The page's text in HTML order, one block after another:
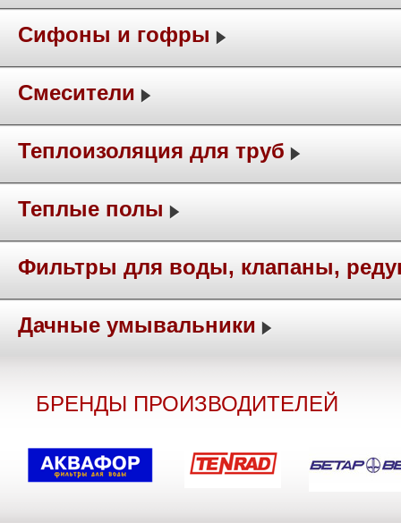
Сифоны и гофры
Смесители
Теплоизоляция для труб
Теплые полы
Фильтры для воды, клапаны,
Дачные умывальники
БРЕНДЫ ПРОИЗВОДИТЕЛЕЙ